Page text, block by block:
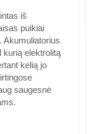
iš
puikiai
Akumuliatorius
kurią elektrolitą
kelią jo
saugesnė